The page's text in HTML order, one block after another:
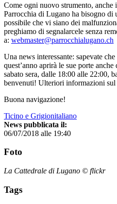
Come ogni nuovo strumento, anche
Parrocchia di Lugano ha bisogno di
possibile che vi siano dei
preghiamo di segnalarcele senza
a: webmaster@parrocchialugano.ch
Una news interessante: sapevate
quest’anno aprirà le sue porte
sabato sera, dalle 18:00 alle 22:00,
benvenuti! Ulteriori informazioni sul
Buona navigazione!
Ticino e Grigionitaliano
News pubblicata il:
06/07/2018 alle 19:40
Foto
La Cattedrale di Lugano © flickr
Tags